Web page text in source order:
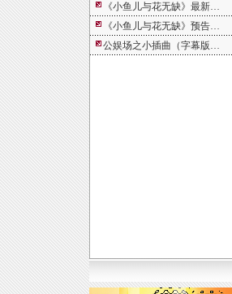
《小鱼儿与花无缺》最新…
《小鱼儿与花无缺》预告…
公娱场之小插曲（字幕版…